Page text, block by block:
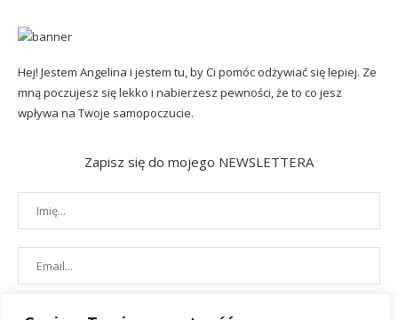
Hej! Jestem Angelina i jestem tu, by Ci pomóc odżywiać się lepiej. Ze
mną poczujesz się lekko i nabierzesz pewności, że to co jesz
wpływa na Twoje samopoczucie.
Zapisz się do mojego NEWSLETTERA